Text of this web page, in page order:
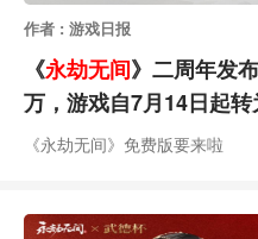
作者 : 游戏日报
《永劫无间》二周年发
万，游戏自7月14日起
《永劫无间》免费版要来啦